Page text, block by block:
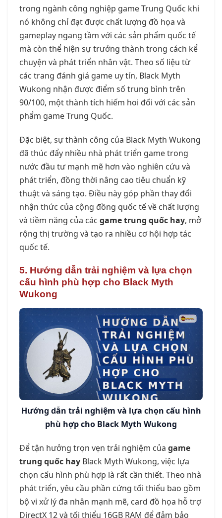
trong ngành công nghiệp game Trung Quốc khi
nó không chỉ đạt được chất lượng đồ họa và
gameplay ngang tầm với các sản phẩm quốc tế
mà còn thể hiện sự trưởng thành trong cách kể
chuyện và phát triển nhân vật. Theo số liệu từ
các trang đánh giá game uy tín, Black Myth
Wukong nhận được điểm số trung bình trên
90/100, một thành tích hiếm hoi đối với các sản
phẩm game Trung Quốc.
Đặc biệt, sự thành công của Black Myth Wukong
đã thúc đẩy nhiều nhà phát triển game trong
nước đầu tư mạnh mẽ hơn vào nghiên cứu và
phát triển, đồng thời nâng cao tiêu chuẩn kỹ
thuật và sáng tạo. Điều này góp phần thay đổi
nhận thức của cộng đồng quốc tế về chất lượng
và tiềm năng của các game trung quốc hay, mở
rộng thị trường và tạo ra nhiều cơ hội hợp tác
quốc tế.
5. Hướng dẫn trải nghiệm và lựa chọn
cấu hình phù hợp cho Black Myth
Wukong
Hướng dẫn trải nghiệm và lựa chọn cấu hình
phù hợp cho Black Myth Wukong
Để tận hưởng trọn vẹn trải nghiệm của game
trung quốc hay Black Myth Wukong, việc lựa
chọn cấu hình phù hợp là rất cần thiết. Theo nhà
phát triển, yêu cầu phần cứng tối thiểu bao gồm
bộ vi xử lý đa nhân mạnh mẽ, card đồ họa hỗ trợ
DirectX 12 và tối thiểu 16GB RAM để đảm bảo